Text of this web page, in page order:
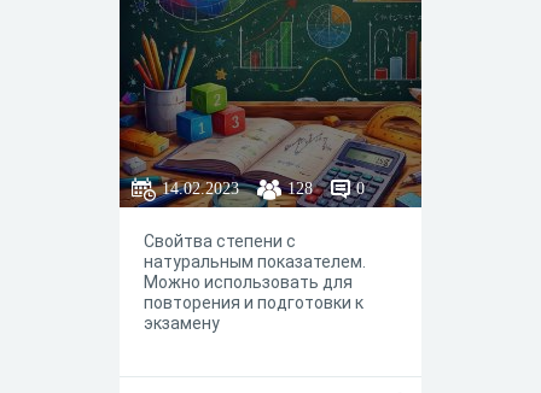
14.02.2023 128 0
Свойтва степени с
натуральным показателем.
Можно использовать для
повторения и подготовки к
экзамену